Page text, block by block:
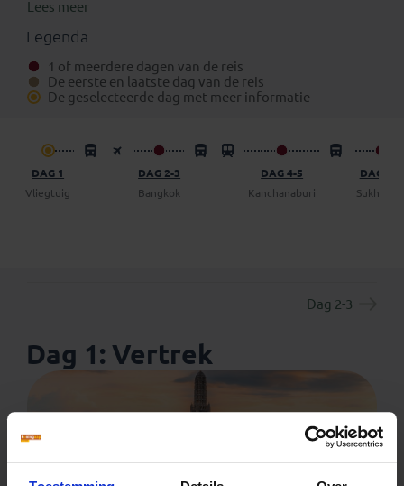
Een verlenging voor na de reis
Eventuele standaard verlengingen van deze rondreis
kun je vinden onder het aparte tabblad ‘Verlengingen’.
Daarnaast is het mogelijk om bij boeking (in het
boekingsformulier) een vrijblijvend voorstel op te
vragen om een dag (of meer) op eigen gelegenheid de
Lees meer
Legenda
1 of meerdere dagen van de reis
De eerste en laatste dag van de reis
De geselecteerde dag met meer informatie
DAG 1
Vliegtuig
DAG 2-3
Bangkok
DAG 4-5
Kanchanaburi
DAG 6-7
Dag 2-3
Dag 1: Vertrek